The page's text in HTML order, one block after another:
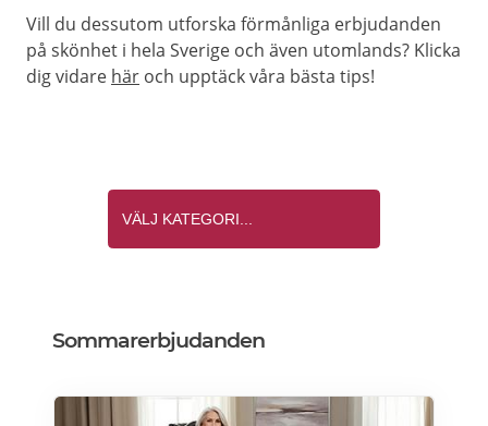
Vill du dessutom utforska förmånliga erbjudanden
på skönhet i hela Sverige och även utomlands? Klicka
dig vidare här och upptäck våra bästa tips!
Sommarerbjudanden